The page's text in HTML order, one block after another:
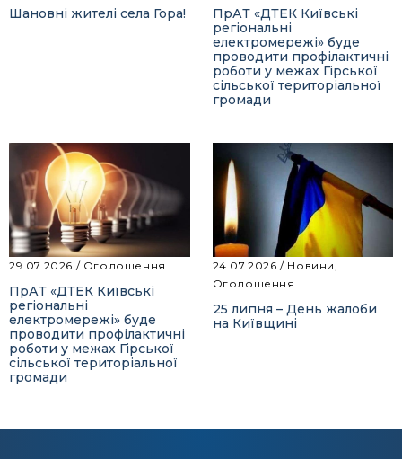
Шановні жителі села Гора!
ПрАТ «ДТЕК Київські
регіональні
електромережі» буде
проводити профілактичні
роботи у межах Гірської
сільської територіальної
громади
29.07.2026 / Оголошення
ПрАТ «ДТЕК Київські
регіональні
електромережі» буде
проводити профілактичні
роботи у межах Гірської
сільської територіальної
громади
24.07.2026 / Новини
Оголошення
25 липня – День жалоби
на Київщині